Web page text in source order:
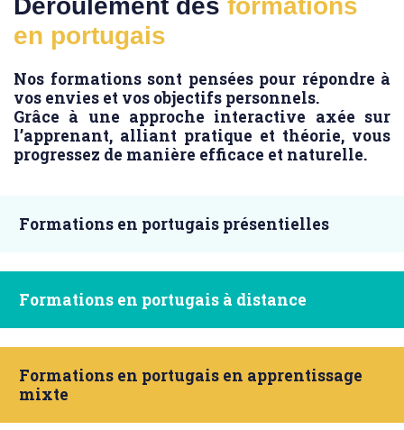
en portugais
Nos formations sont pensées pour répondre à
vos envies et vos objectifs personnels.
Grâce à une approche interactive axée sur
l’apprenant, alliant pratique et théorie, vous
progressez de manière efficace et naturelle.
Formations en portugais présentielles
Formations en portugais à distance
Formations en portugais en apprentissage
mixte